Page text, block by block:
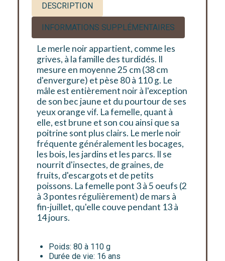
DESCRIPTION
INFORMATIONS SUPPLÉMENTAIRES
Le merle noir appartient, comme les
grives, à la famille des turdidés. Il
mesure en moyenne 25 cm (38 cm
d'envergure) et pèse 80 à 110 g. Le
mâle est entièrement noir à l'exception
de son bec jaune et du pourtour de ses
yeux orange vif. La femelle, quant à
elle, est brune et son cou ainsi que sa
poitrine sont plus clairs. Le merle noir
fréquente généralement les bocages,
les bois, les jardins et les parcs. Il se
nourrit d'insectes, de graines, de
fruits, d'escargots et de petits
poissons. La femelle pont 3 à 5 oeufs (2
à 3 pontes régulièrement) de mars à
fin-juillet, qu'elle couve pendant 13 à
14 jours.
Poids: 80 à 110 g
Durée de vie: 16 ans